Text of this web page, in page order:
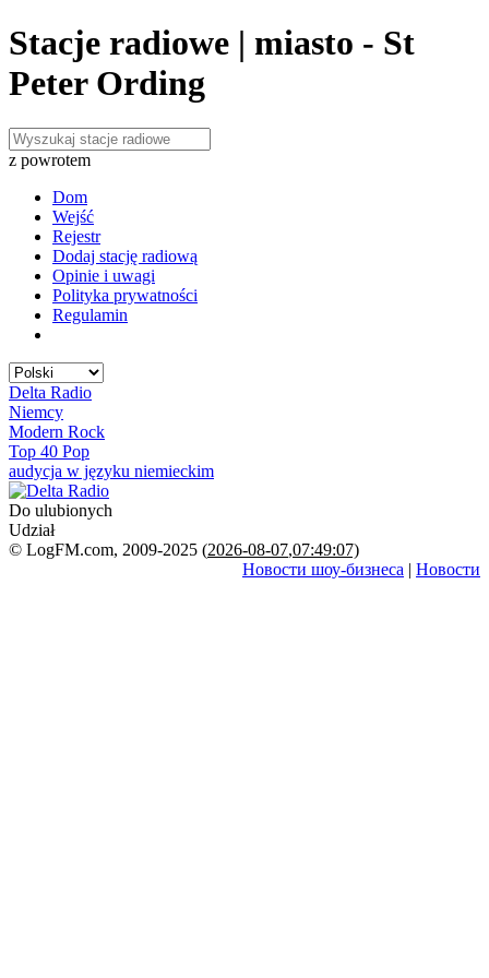
Stacje radiowe | miasto - St
Peter Ording
z powrotem
Dom
Wejść
Rejestr
Dodaj stację radiową
Opinie i uwagi
Polityka prywatności
Regulamin
Delta Radio
Niemcy
Modern Rock
Top 40 Pop
audycja w języku niemieckim
Do ulubionych
Udział
© LogFM.com, 2009-2025 (2026-08-07,07:49:07)
Новости шоу-бизнеса | Новости